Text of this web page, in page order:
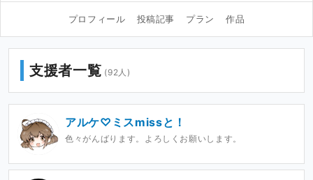
プロフィール 投稿記事 プラン 作品
支援者一覧 (92人)
アルケ♡ミスmissと！
色々がんばります。よろしくお願いします。